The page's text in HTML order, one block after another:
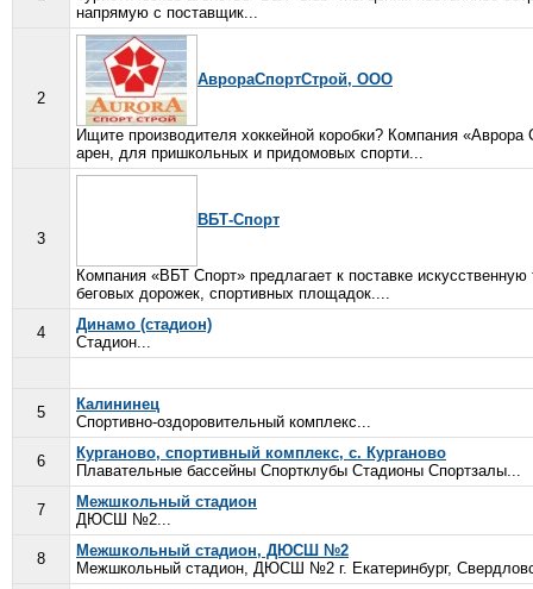
напрямую с поставщик...
2
АврораСпортСтрой, ООО
Ищите производителя хоккейной коробки? Компания
арен, для пришкольных и придомовых спорти...
3
ВБТ-Спорт
Компания «ВБТ Спорт» предлагает к поставке
беговых дорожек, спортивных площадок....
4
Динамо (стадион)
Стадион...
5
Калининец
Спортивно-оздоровительный комплекс...
6
Курганово, спортивный комплекс, с. Курганово
Плавательные бассейны Спортклубы Стадионы Спортзалы...
7
Межшкольный стадион
ДЮСШ №2...
8
Межшкольный стадион, ДЮСШ №2
Межшкольный стадион, ДЮСШ №2 г. Екатеринбург,